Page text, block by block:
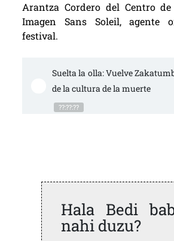
Arantza Cordero del Centro
Imagen Sans Soleil, agente
festival.
Suelta la olla: Vuelve
de la cultura de la muerte
??:??:??
Hala Bedi
nahi duzu?